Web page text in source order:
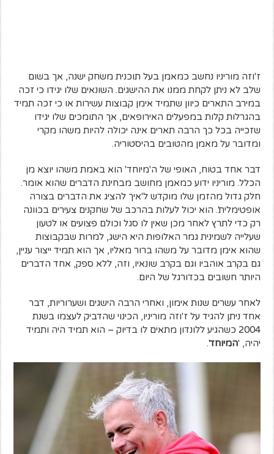
ז'וזה מוריניו נחשב כמאמן בעל תוכנית משחק ישנה, אך בשום
שלב לא ניתן לקחת ממנו את ההישגים. השונאים שלו יגידו כי זכה
במירב התארים כיוון שתמיד אימן קבוצות עשירות או כי זכה תמיד
בהגרלות קלות במפעלים האירופאים, אך התומכים שלו יגידו
שזכייה בכל כך הרבה תארים אינה יכולה להיות משהו מקרי
ומדובר על מאמן מהטובים בהיסטוריה.
דבר אחד בטוח, האופי של ה'מיוחד' הוא באמת משהו יוצא מן
הכלל. מוריניו ידוע כמאמן מחושב מבחינת הדברים שהוא אומר.
חלק גדול מהזמן שלו מוקדש ל'איך להציג את הדברים בצורה
אופטימלית'. הוא יכול לעלות בהרכב של שחקנים צעירים בכוונה
רק כדי לתרץ לאחר מכן שאין לו סגל וכולם פצועים או לטעון
שעלייה לשמינית גמר האלופות היא הישג, למרות שבקבוצות
שהוא אימן מדובר על משהו ברור מאליו, אך הוא תמיד ייצור עניין,
גם בקרב אוהביו וגם בקרב שונאיו, וזה, ללא ספק, אחד הדברים
היותר חשובים בכדורגל של היום.
לאחר עשרים שנות אימון, ואחרי הרבה הישגים ושערוריות, דבר
אחד ניתן להגיד על ז'וזה מוריניו, הכינוי שהדביק לעצמו בשנת
2004 כשהגיע ללונדון מתאים לו בדיוק – הוא תמיד היה ותמיד
יהיה, 'המיוחד'.